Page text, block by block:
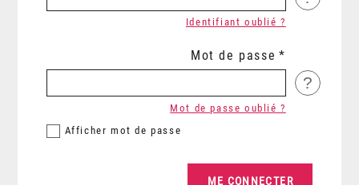
Identifiant oublié ?
Mot de passe
?
Afficher mot de passe
Mot de passe oublié ?